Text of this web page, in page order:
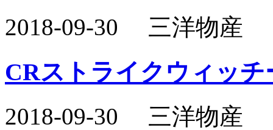
2018-09-30 三洋物産
CRストライクウィッ
2018-09-30 三洋物産